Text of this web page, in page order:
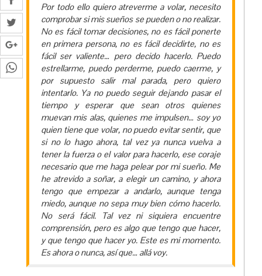
Por todo ello quiero atreverme a volar, necesito
comprobar si mis sueños se pueden o no realizar.
No es fácil tomar decisiones, no es fácil ponerte
en primera persona, no es fácil decidirte, no es
fácil ser valiente… pero decido hacerlo. Puedo
estrellarme, puedo perderme, puedo caerme, y
por supuesto salir mal parada, pero quiero
intentarlo. Ya no puedo seguir dejando pasar el
tiempo y esperar que sean otros quienes
muevan mis alas, quienes me impulsen… soy yo
quien tiene que volar, no puedo evitar sentir, que
si no lo hago ahora, tal vez ya nunca vuelva a
tener la fuerza o el valor para hacerlo, ese coraje
necesario que me haga pelear por mi sueño. Me
he atrevido a soñar, a elegir un camino, y ahora
tengo que empezar a andarlo, aunque tenga
miedo, aunque no sepa muy bien cómo hacerlo.
No será fácil. Tal vez ni siquiera encuentre
comprensión, pero es algo que tengo que hacer,
y que tengo que hacer yo. Este es mi momento.
Es ahora o nunca, así que… allá voy.